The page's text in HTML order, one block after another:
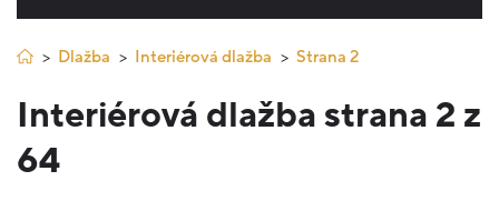
Dlažba Interiérová dlažba Strana 2
Interiérová dlažba strana 2 z
64